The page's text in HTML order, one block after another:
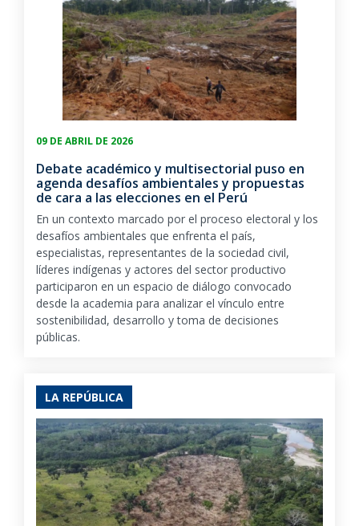
09 DE ABRIL DE 2026
Debate académico y multisectorial puso en
agenda desafíos ambientales y propuestas
de cara a las elecciones en el Perú
En un contexto marcado por el proceso electoral y los
desafíos ambientales que enfrenta el país,
especialistas, representantes de la sociedad civil,
líderes indígenas y actores del sector productivo
participaron en un espacio de diálogo convocado
desde la academia para analizar el vínculo entre
sostenibilidad, desarrollo y toma de decisiones
públicas.
LA REPÚBLICA